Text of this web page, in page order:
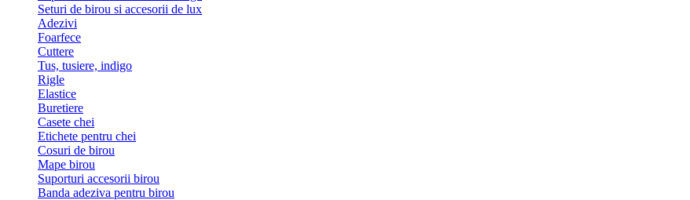
Seturi de birou si accesorii de lux
Adezivi
Foarfece
Cuttere
Tus, tusiere, indigo
Rigle
Elastice
Buretiere
Casete chei
Etichete pentru chei
Cosuri de birou
Mape birou
Suporturi accesorii birou
Banda adeziva pentru birou